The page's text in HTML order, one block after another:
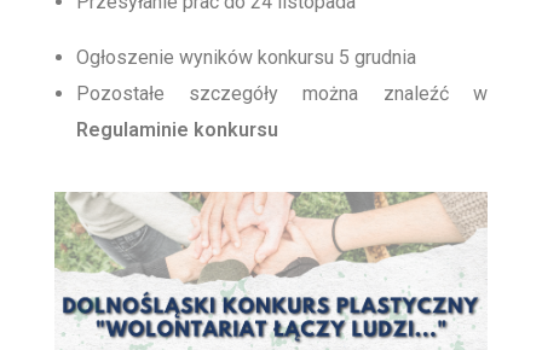
Ogłoszenie wyników konkursu 5 grudnia
Pozostałe szczegóły można znaleźć w
Regulaminie konkursu